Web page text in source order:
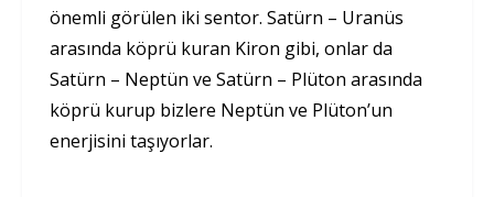
önemli görülen iki sentor. Satürn – Uranüs
arasında köprü kuran Kiron gibi, onlar da
Satürn – Neptün ve Satürn – Plüton arasında
köprü kurup bizlere Neptün ve Plüton’un
enerjisini taşıyorlar.